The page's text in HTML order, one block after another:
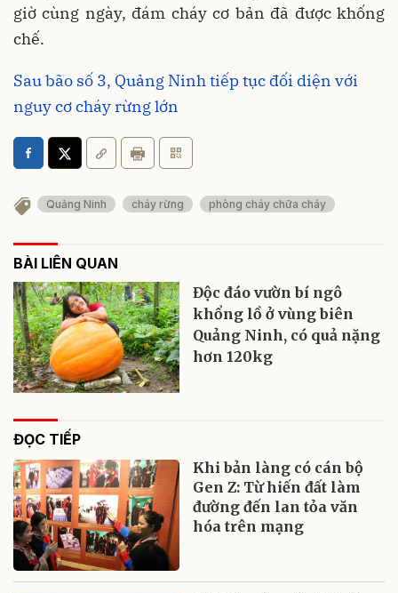
giờ cùng ngày, đám cháy cơ bản đã được khống
chế.
Sau bão số 3, Quảng Ninh tiếp tục đối diện với
nguy cơ cháy rừng lớn
Quảng Ninh cháy rừng phòng cháy chữa cháy
BÀI LIÊN QUAN
Độc đáo vườn bí ngô
khổng lồ ở vùng biên
Quảng Ninh, có quả nặng
hơn 120kg
ĐỌC TIẾP
Khi bản làng có cán bộ
Gen Z: Từ hiến đất làm
đường đến lan tỏa văn
hóa trên mạng